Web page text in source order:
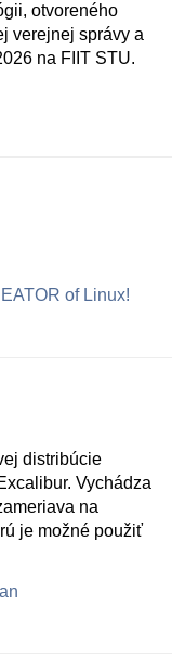
otvoreného
verejnej správy a
na FIIT STU.
of Linux!
distribúcie
Vychádza
na
je možné použiť